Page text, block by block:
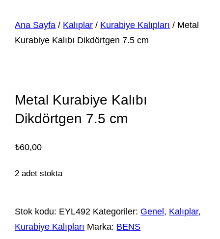
Ana Sayfa / Kalıplar / Kurabiye Kalıpları / Metal
Kurabiye Kalıbı Dikdörtgen 7.5 cm
Metal Kurabiye Kalıbı
Dikdörtgen 7.5 cm
₺60,00
2 adet stokta
Stok kodu: EYL492 Kategoriler: Genel, Kalıplar,
Kurabiye Kalıpları Marka: BENS